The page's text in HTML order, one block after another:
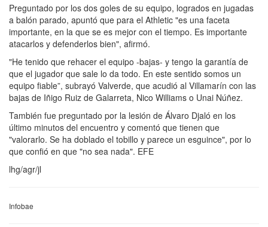
Preguntado por los dos goles de su equipo, logrados en jugadas
a balón parado, apuntó que para el Athletic "es una faceta
importante, en la que se es mejor con el tiempo. Es importante
atacarlos y defenderlos bien", afirmó.
"He tenido que rehacer el equipo -bajas- y tengo la garantía de
que el jugador que sale lo da todo. En este sentido somos un
equipo fiable”, subrayó Valverde, que acudió al Villamarín con las
bajas de Iñigo Ruiz de Galarreta, Nico Williams o Unai Núñez.
También fue preguntado por la lesión de Álvaro Djaló en los
último minutos del encuentro y comentó que tienen que
"valorarlo. Se ha doblado el tobillo y parece un esguince", por lo
que confió en que "no sea nada". EFE
lhg/agr/jl
Infobae